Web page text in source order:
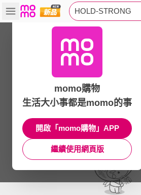
HOLD-STRONG
momo購物
生活大小事都是momo的事
開啟「momo購物」APP
繼續使用網頁版